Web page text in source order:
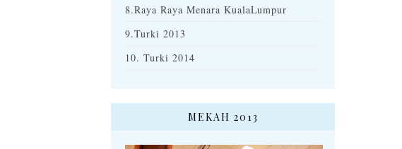
8.Raya Raya Menara KualaLumpur
9.Turki 2013
10. Turki 2014
MEKAH 2013